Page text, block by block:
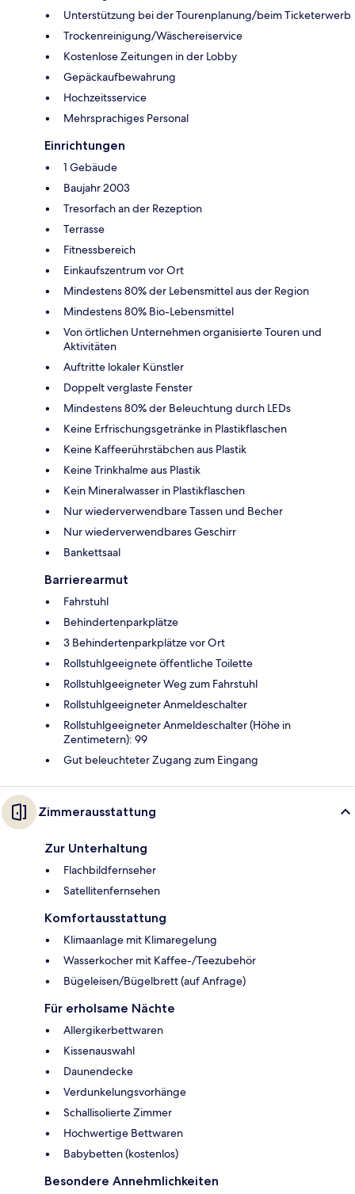
Unterstützung bei der Tourenplanung/beim Ticketerwerb
Trockenreinigung/Wäschereiservice
Kostenlose Zeitungen in der Lobby
Gepäckaufbewahrung
Hochzeitsservice
Mehrsprachiges Personal
Einrichtungen
1 Gebäude
Baujahr 2003
Tresorfach an der Rezeption
Terrasse
Fitnessbereich
Einkaufszentrum vor Ort
Mindestens 80% der Lebensmittel aus der Region
Mindestens 80% Bio-Lebensmittel
Von örtlichen Unternehmen organisierte Touren und
Aktivitäten
Auftritte lokaler Künstler
Doppelt verglaste Fenster
Mindestens 80% der Beleuchtung durch LEDs
Keine Erfrischungsgetränke in Plastikflaschen
Keine Kaffeerührstäbchen aus Plastik
Keine Trinkhalme aus Plastik
Kein Mineralwasser in Plastikflaschen
Nur wiederverwendbare Tassen und Becher
Nur wiederverwendbares Geschirr
Bankettsaal
Barrierearmut
Fahrstuhl
Behindertenparkplätze
3 Behindertenparkplätze vor Ort
Rollstuhlgeeignete öffentliche Toilette
Rollstuhlgeeigneter Weg zum Fahrstuhl
Rollstuhlgeeigneter Anmeldeschalter
Rollstuhlgeeigneter Anmeldeschalter (Höhe in
Zentimetern): 99
Gut beleuchteter Zugang zum Eingang
Zimmerausstattung
Zur Unterhaltung
Flachbildfernseher
Satellitenfernsehen
Komfortausstattung
Klimaanlage mit Klimaregelung
Wasserkocher mit Kaffee-/Teezubehör
Bügeleisen/Bügelbrett (auf Anfrage)
Für erholsame Nächte
Allergikerbettwaren
Kissenauswahl
Daunendecke
Verdunkelungsvorhänge
Schallisolierte Zimmer
Hochwertige Bettwaren
Babybetten (kostenlos)
Besondere Annehmlichkeiten